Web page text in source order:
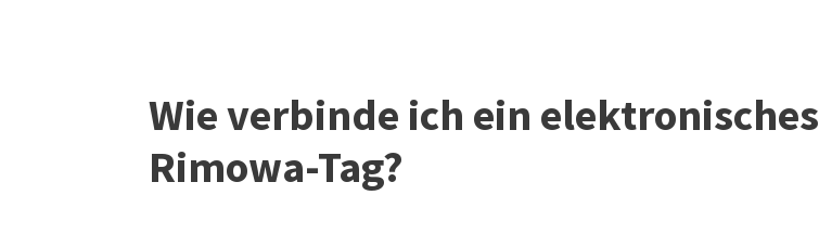
Wie verbinde ich ein elektronisches
Rimowa-Tag?